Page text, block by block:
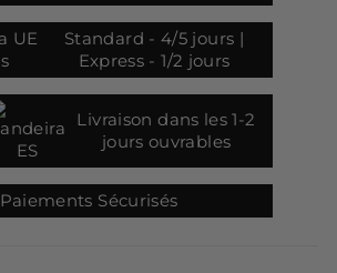
Standard - 4/5 jours |
Express - 1/2 jours
Livraison dans les 1-2
jours ouvrables
Paiements Sécurisés